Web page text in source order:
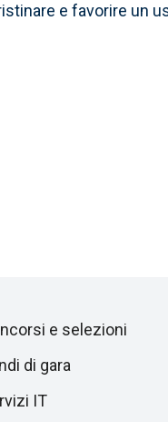
e favorire un
e selezioni
di gara
IT